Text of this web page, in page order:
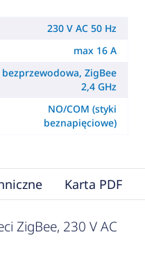
230 V AC 50 Hz
max 16 A
bezprzewodowa, ZigBee
2,4 GHz
NO/COM (styki
beznapięciowe)
Karta PDF
ZigBee, 230 V AC